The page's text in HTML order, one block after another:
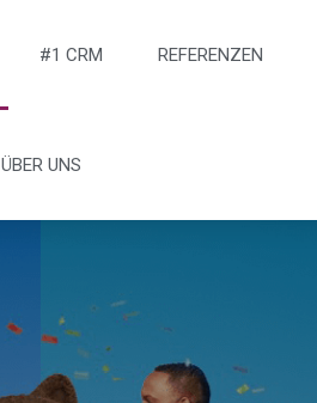
#1 CRM REFERENZEN
ÜBER UNS